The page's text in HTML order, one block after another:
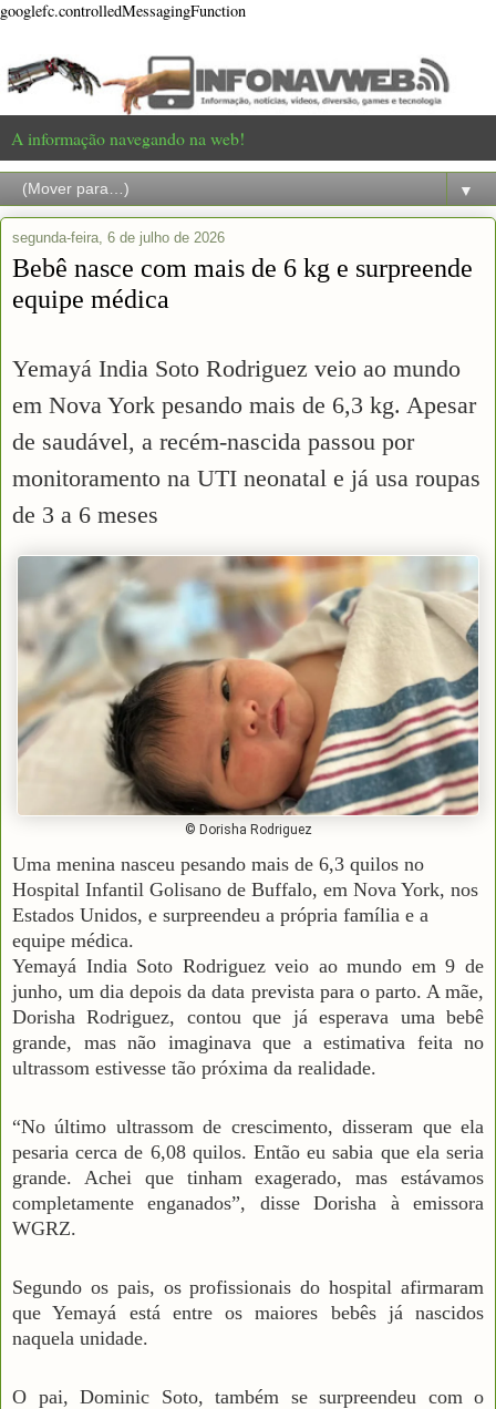
googlefc.controlledMessagingFunction
A informação navegando na web!
▼
segunda-feira, 6 de julho de 2026
Bebê nasce com mais de 6 kg e surpreende
equipe médica
Yemayá India Soto Rodriguez veio ao mundo
em Nova York pesando mais de 6,3 kg. Apesar
de saudável, a recém-nascida passou por
monitoramento na UTI neonatal e já usa roupas
de 3 a 6 meses
© Dorisha Rodriguez
Uma menina nasceu pesando mais de 6,3 quilos no
Hospital Infantil Golisano de Buffalo, em Nova York, nos
Estados Unidos, e surpreendeu a própria família e a
equipe médica.
Yemayá India Soto Rodriguez veio ao mundo em 9 de
junho, um dia depois da data prevista para o parto. A mãe,
Dorisha Rodriguez, contou que já esperava uma bebê
grande, mas não imaginava que a estimativa feita no
ultrassom estivesse tão próxima da realidade.
“No último ultrassom de crescimento, disseram que ela
pesaria cerca de 6,08 quilos. Então eu sabia que ela seria
grande. Achei que tinham exagerado, mas estávamos
completamente enganados”, disse Dorisha à emissora
WGRZ.
Segundo os pais, os profissionais do hospital afirmaram
que Yemayá está entre os maiores bebês já nascidos
naquela unidade.
O pai, Dominic Soto, também se surpreendeu com o